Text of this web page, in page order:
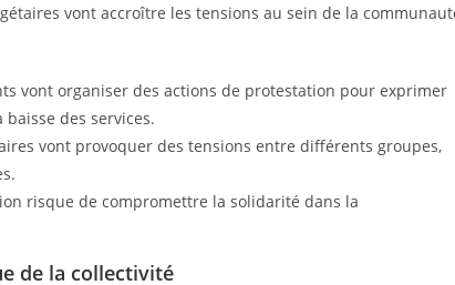
vont accroître les tensions au sein de la
vont organiser des actions de protestation pour exprimer
des services.
vont provoquer des tensions entre différents groupes,
risque de compromettre la solidarité dans la
de la collectivité